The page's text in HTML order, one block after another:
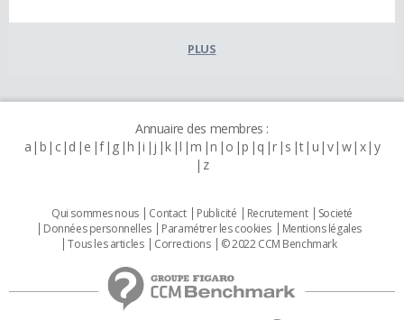
PLUS
Annuaire des membres :
a b c d e f g h i j k l m n o p q r s t u v w x y
z
Qui sommes nous Contact Publicité Recrutement
Societé
Données personnelles
Paramétrer les cookies
Mentions légales
Tous les articles
Corrections © 2022 CCM Benchmark